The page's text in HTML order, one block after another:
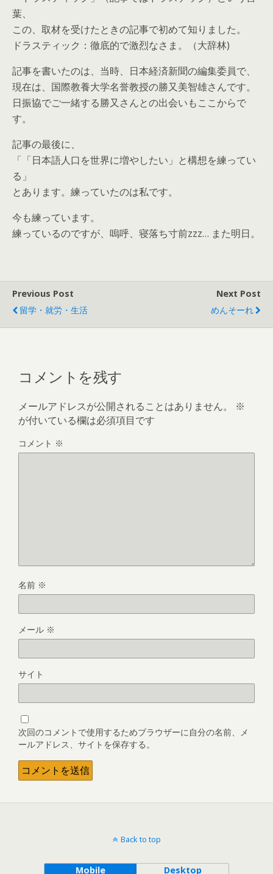
葉、
この、取材を受けたときの記事で初めて知りました。
ドラスティック：徹底的で激烈なさま。（大辞林)
記事を書いたのは、当時、日本経済新聞の編集委員で、
現在は、国際教養大学名誉教授の勝又美智雄さんです。
日振協でご一緒する勝又さんとの出会いもここからで
す。
記事の最後に、
「「日本語人口を世界に増やしたい」と構想を練ってい
る」
とあります。練っていたのは私です。
今も練っています。
練っているのですが、嗚呼、寝落ち寸前zzz… また明日。
Previous Post
留学・就労・生活
Next Post
めんそーれ
コメントを残す
メールアドレスが公開されることはありません。
※
が付いている欄は必須項目です
コメント ※
名前 ※
メール ※
サイト
次回のコメントで使用するためブラウザーに自分の名前、メ
ールアドレス、サイトを保存する。
Back to top
Mobile Desktop